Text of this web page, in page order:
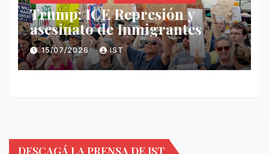
Trump: ICE Represión y
asesinato de Inmigrantes
15/07/2026 IST
DESCAGÁ LA PRENSA DE IST